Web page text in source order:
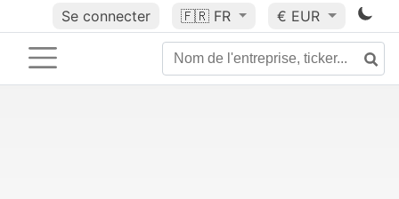
Se connecter 🇫🇷 FR € EUR